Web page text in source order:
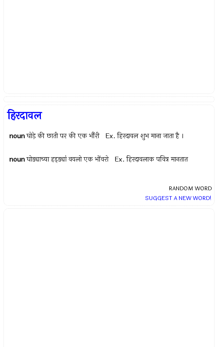
हिरदावल
noun घोड़े की छाती पर की एक भौंरी Ex.हिरदावल शुभ माना जाता है ।
noun घोड्याच्या हड्ड्यां वयलो एक भोंवरो Ex.हिरदावलाक पवित्र मानतात
RANDOM WORD
SUGGEST A NEW WORD!